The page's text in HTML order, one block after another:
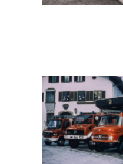
Vier
Maishofen
Platz vor